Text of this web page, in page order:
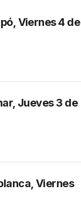
Viernes 4 de
Jueves 3 de
Viernes